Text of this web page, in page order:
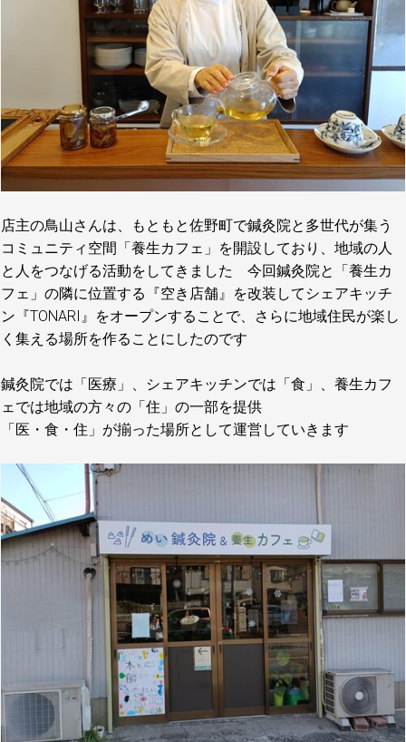
店主の鳥山さんは、もともと佐野町で鍼灸院と多世代が集う
コミュニティ空間「養生カフェ」を開設しており、地域の人
と人をつなげる活動をしてきました 今回鍼灸院と「養生カ
フェ」の隣に位置する『空き店舗』を改装してシェアキッチ
ン『TONARI』をオープンすることで、さらに地域住民が楽し
く集える場所を作ることにしたのです
鍼灸院では「医療」、シェアキッチンでは「食」、養生カフ
ェでは地域の方々の「住」の一部を提供
「医・食・住」が揃った場所として運営していきます